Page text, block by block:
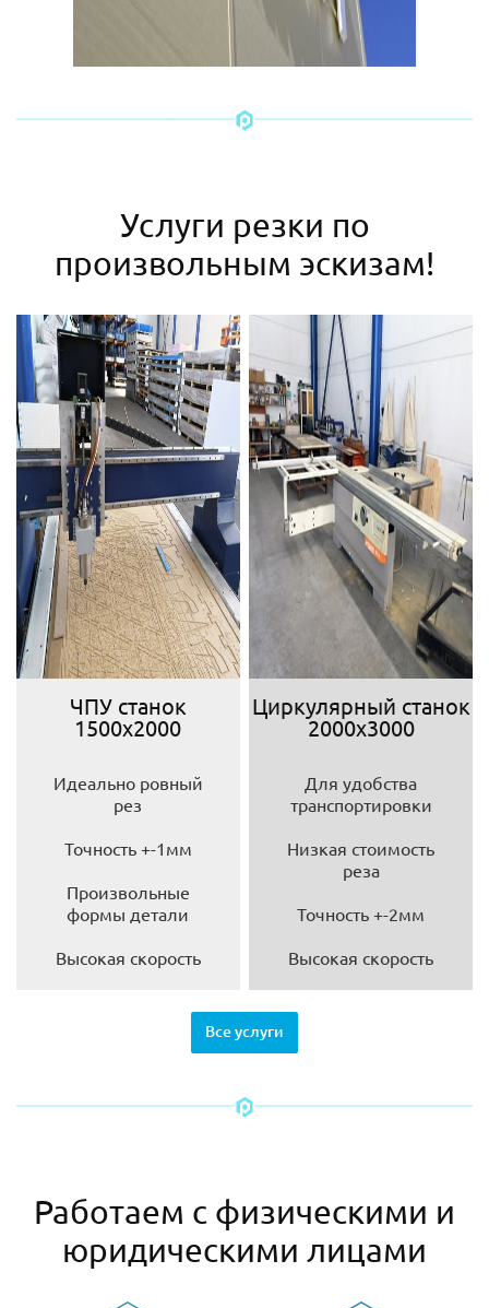
Услуги резки по
произвольным эскизам!
ЧПУ станок
1500х2000
Идеально ровный
рез
Точность +-1мм
Произвольные
формы детали
Высокая скорость
Циркулярный станок
2000х3000
Для удобства
транспортировки
Низкая стоимость
реза
Точность +-2мм
Высокая скорость
Все услуги
Работаем с физическими и
юридическими лицами